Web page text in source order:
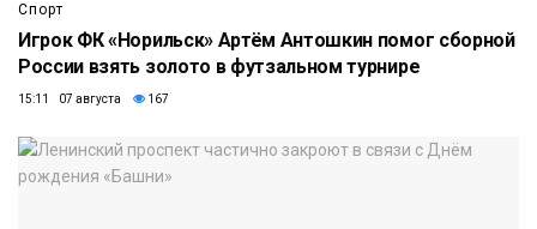
Спорт
Игрок ФК «Норильск» Артём Антошкин помог сборной
России взять золото в футзальном турнире
15:11 07 августа 167